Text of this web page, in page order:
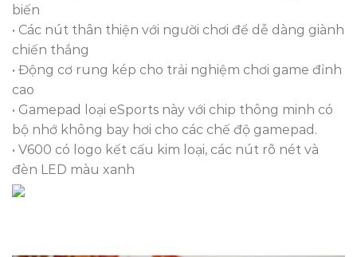
biến
• Các nút thân thiện với người chơi để dễ dàng giành
chiến thắng
• Động cơ rung kép cho trải nghiệm chơi game đỉnh
cao
• Gamepad loại eSports này với chip thông minh có
bộ nhớ không bay hơi cho các chế độ gamepad.
• V600 có logo kết cấu kim loại, các nút rõ nét và
đèn LED màu xanh